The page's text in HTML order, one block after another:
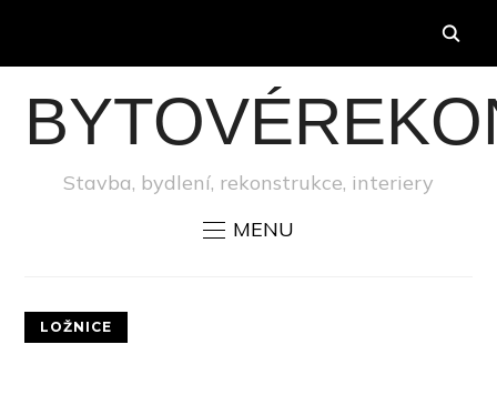
Stavba, bydlení, rekonstrukce, interiery
MENU
LOŽNICE